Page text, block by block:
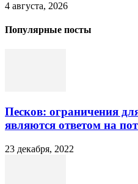
4 августа, 2026
Популярные посты
Песков: ограничения
являются ответом на
23 декабря, 2022